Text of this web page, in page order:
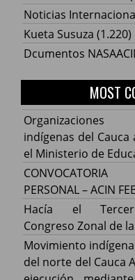
Noticias
Kueta Susuza (1.220)
Dcumentos
MOST
Organizaciones
indígenas del
el Ministerio de
CONVOCATORIA
PERSONAL – ACIN
Hacía el Tercer
Congreso Zonal de
Movimiento indígena
del norte del Cauca